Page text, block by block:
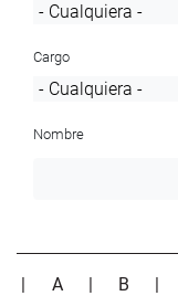
Cargo
Nombre
| A | B |